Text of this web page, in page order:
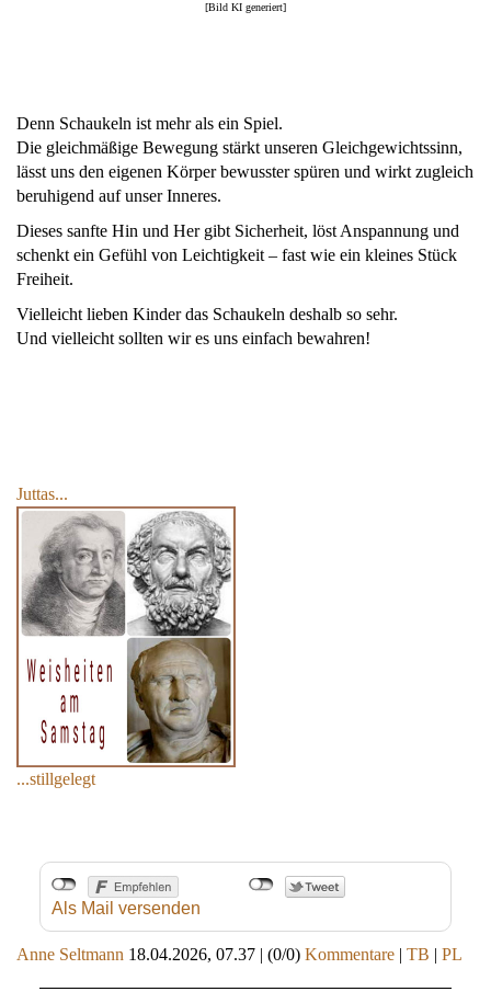
[Bild KI generiert]
Denn Schaukeln ist mehr als ein Spiel.
Die gleichmäßige Bewegung stärkt unseren Gleichgewichtssinn,
lässt uns den eigenen Körper bewusster spüren und wirkt zugleich
beruhigend auf unser Inneres.
Dieses sanfte Hin und Her gibt Sicherheit, löst Anspannung und
schenkt ein Gefühl von Leichtigkeit – fast wie ein kleines Stück
Freiheit.
Vielleicht lieben Kinder das Schaukeln deshalb so sehr.
Und vielleicht sollten wir es uns einfach bewahren!
Juttas...
...stillgelegt
Als Mail versenden
Anne Seltmann 18.04.2026, 07.37 | (0/0) Kommentare | TB | PL